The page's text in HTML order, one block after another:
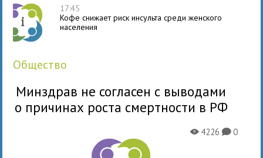
17:45
Кофе снижает риск инсульта среди женского
населения
общество
Минздрав не согласен с выводами
о причинах роста смертности в РФ
X4226K0